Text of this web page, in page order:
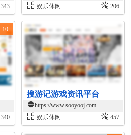
343
娱乐休闲
206
340
10
搜游记游戏资讯平台
https://www.sooyooj.com
娱乐休闲
457